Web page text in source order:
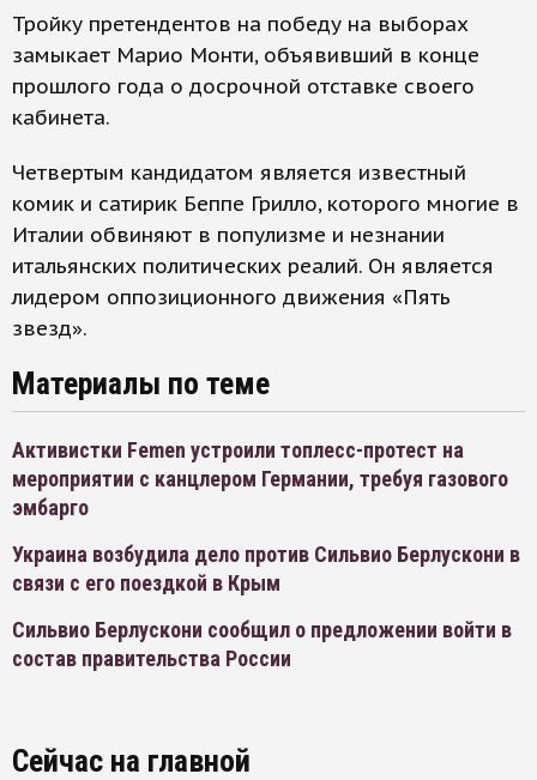
Тройку претендентов на победу на выборах
замыкает Марио Монти, объявивший в конце
прошлого года о досрочной отставке своего
кабинета.
Четвертым кандидатом является известный
комик и сатирик Беппе Грилло, которого многие в
Италии обвиняют в популизме и незнании
итальянских политических реалий. Он является
лидером оппозиционного движения «Пять
звезд».
Материалы по теме
Активистки Femen устроили топлесс-протест на
мероприятии с канцлером Германии, требуя газового
эмбарго
Украина возбудила дело против Сильвио Берлускони в
связи с его поездкой в Крым
Сильвио Берлускони сообщил о предложении войти в
состав правительства России
Сейчас на главной